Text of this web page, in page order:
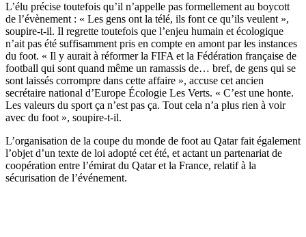
L’élu précise toutefois qu’il n’appelle pas formellement au boycott
de l’évènement : « Les gens ont la télé, ils font ce qu’ils veulent »,
soupire-t-il. Il regrette toutefois que l’enjeu humain et écologique
n’ait pas été suffisamment pris en compte en amont par les instances
du foot. « Il y aurait à réformer la FIFA et la Fédération française de
football qui sont quand même un ramassis de… bref, de gens qui se
sont laissés corrompre dans cette affaire », accuse cet ancien
secrétaire national d’Europe Écologie Les Verts. « C’est une honte.
Les valeurs du sport ça n’est pas ça. Tout cela n’a plus rien à voir
avec du foot », soupire-t-il.
L’organisation de la coupe du monde de foot au Qatar fait également
l’objet d’un texte de loi adopté cet été, et actant un partenariat de
coopération entre l’émirat du Qatar et la France, relatif à la
sécurisation de l’événement.